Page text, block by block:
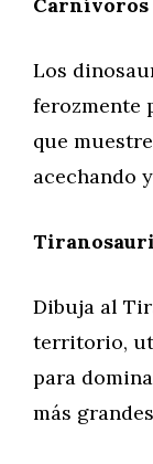
Los
ferozmente
que
acechando
Dibuja al
territorio,
para
más